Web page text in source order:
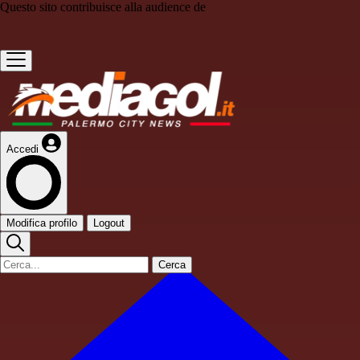
Questo sito contribuisce alla audience de
Accedi
Modifica profilo Logout
Cerca